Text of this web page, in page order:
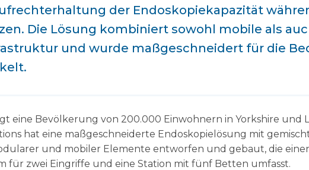
der Endoskopiekapazität
Die Lösung kombiniert sowohl mobile als
und wurde maßgeschneidert für die
eine Bevölkerung von 200.000 Einwohnern in Yorkshire und
hat eine maßgeschneiderte Endoskopielösung mit
und mobiler Elemente entworfen und gebaut, die
für zwei Eingriffe und eine Station mit fünf Betten umfasst.